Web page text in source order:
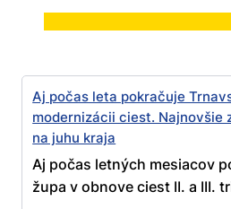
Aj počas leta pokračuje
modernizácii ciest. Najnovšie
na juhu kraja
Aj počas letných mesiacov
župa v obnove ciest II. a III.